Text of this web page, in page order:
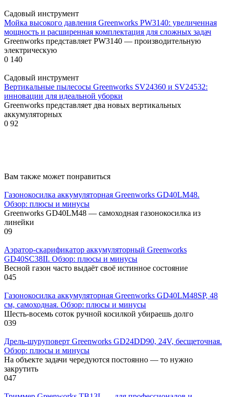
Садовый инструмент
Мойка высокого давления Greenworks PW3140: увеличенная
мощность и расширенная комплектация для сложных задач
Greenworks представляет PW3140 — производительную
электрическую
0 140
Садовый инструмент
Вертикальные пылесосы Greenworks SV24360 и SV24532:
инновации для идеальной уборки
Greenworks представляет два новых вертикальных
аккумуляторных
0 92
Вам также может понравиться
Газонокосилка аккумуляторная Greenworks GD40LM48.
Обзор: плюсы и минусы
Greenworks GD40LM48 — самоходная газонокосилка из
линейки
09
Аэратор-скарификатор аккумуляторный Greenworks
GD40SC38II. Обзор: плюсы и минусы
Весной газон часто выдаёт своё истинное состояние
045
Газонокосилка аккумуляторная Greenworks GD40LM48SP, 48
см, самоходная. Обзор: плюсы и минусы
Шесть-восемь соток ручной косилкой убираешь долго
039
Дрель-шуруповерт Greenworks GD24DD90, 24V, бесщеточная.
Обзор: плюсы и минусы
На объекте задачи чередуются постоянно — то нужно
закрутить
047